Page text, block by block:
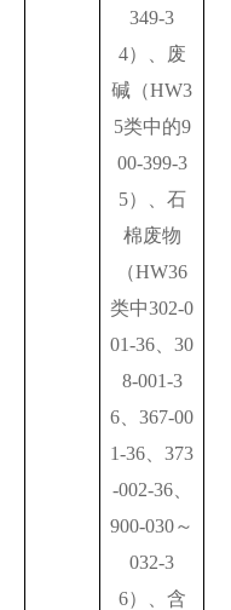
349-3
4）、废
碱（HW3
5类中的9
00-399-3
5）、石
棉废物
（HW36
类中302-0
01-36、30
8-001-3
6、367-00
1-36、373
-002-36、
900-030～
032-3
6）、含